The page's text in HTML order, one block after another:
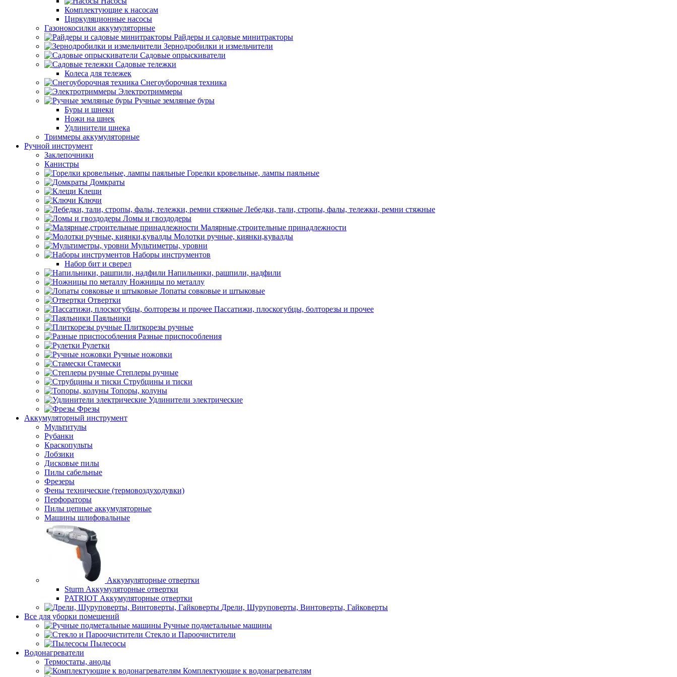
Комплектующие к насосам
Циркуляционные насосы
Газонокосилки аккумуляторные
Райдеры и садовые минитракторы
Зернодробилки и измельчители
Садовые опрыскиватели
Садовые тележки
Колеса для тележек
Снегоуборочная техника
Электротриммеры
Ручные земляные буры
Буры и шнеки
Ножи на шнек
Удлинители шнека
Триммеры аккумуляторные
Ручной инструмент
Заклепочники
Канистры
Горелки кровельные, лампы паяльные
Домкраты
Клещи
Ключи
Лебедки, тали, стропы, фалы, тележки, ремни стяжные
Ломы и гвоздодеры
Малярные,строительные принадлежности
Молотки ручные, киянки,кувалды
Мультиметры, уровни
Наборы инструментов
Набор бит и сверел
Напильники, рашпили, надфили
Ножницы по металлу
Лопаты совковые и штыковые
Отвертки
Пассатижи, плоскогубцы, болторезы и прочее
Паяльники
Плиткорезы ручные
Разные приспособления
Рулетки
Ручные ножовки
Стамески
Степлеры ручные
Струбцины и тиски
Топоры, колуны
Удлинители электрические
Фрезы
Аккумуляторный инструмент
Мультитулы
Рубанки
Краскопульты
Лобзики
Дисковые пилы
Пилы сабельные
Фрезеры
Фены технические (термовоздуходувки)
Перфораторы
Пилы цепные аккумуляторные
Машины шлифовальные
Аккумуляторные отвертки
Sturm Аккумуляторные отвертки
PATRIOT Аккумуляторные отвертки
Дрели, Шуруповерты, Винтоверты, Гайковерты
Все для уборки помещений
Ручные подметальные машины
Стекло и Пароочистители
Пылесосы
Водонагреватели
Термостаты, аноды
Комплектующие к водонагревателям